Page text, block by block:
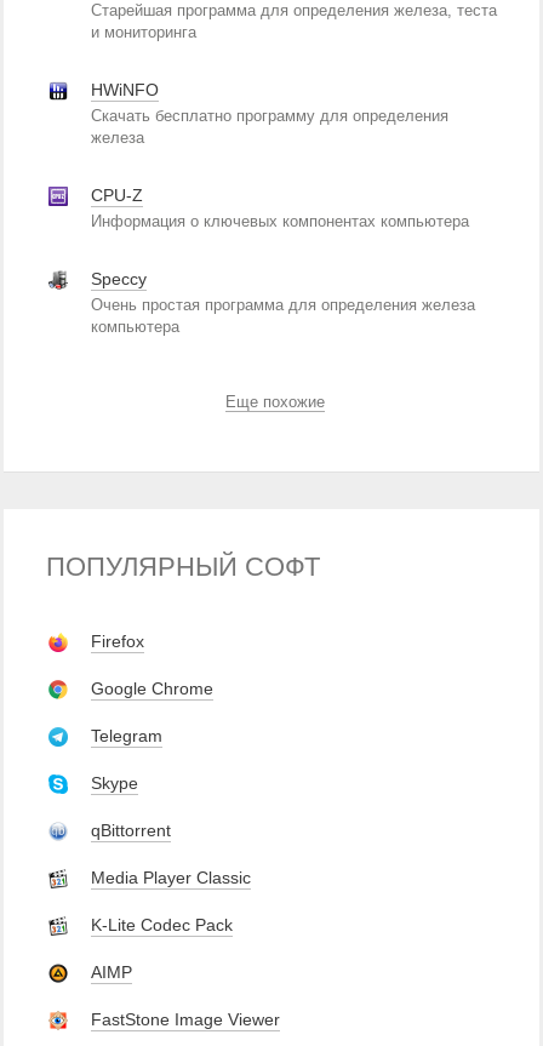
Старейшая программа для определения железа, теста
и мониторинга
HWiNFO
Скачать бесплатно программу для определения
железа
CPU-Z
Информация о ключевых компонентах компьютера
Speccy
Очень простая программа для определения железа
компьютера
Еще похожие
ПОПУЛЯРНЫЙ СОФТ
Firefox
Google Chrome
Telegram
Skype
qBittorrent
Media Player Classic
K-Lite Codec Pack
AIMP
FastStone Image Viewer